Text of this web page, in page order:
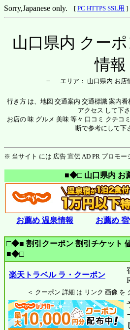
Sorry,Japanese only. [ PC HTTPS SSL用 ]
山口県内 クー
情報
－ エリア： 山口県内 お店
行き方 は、地図 交通案内 交通標識 案内
アクセス して下さ
お店の 味 グルメ 美味 等々 口コミ クチコ
断で参考にして下
※ 当サイト には 広告 宣伝 AD PR プロモー
■◆□ 山口県内 お
お薦め 温泉情報 お薦め
□◆■ 割引クーポン 割引チケット
■◆□
楽天トラベル ラ・クーポン
＜ クーポン 詳細 は リンク 画像 を